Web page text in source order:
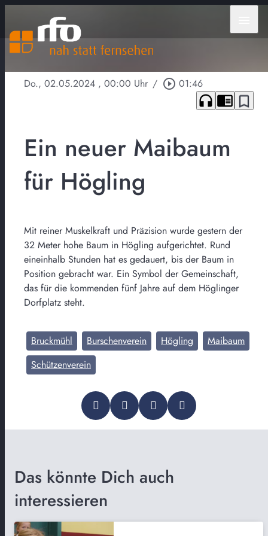
Do., 02.05.2024 , 00:00 Uhr / play_circle_outline 01:46
headphones chrome_reader_mode bookmark_border
Ein neuer Maibaum
für Högling
Mit reiner Muskelkraft und Präzision wurde gestern der
32 Meter hohe Baum in Högling aufgerichtet. Rund
eineinhalb Stunden hat es gedauert, bis der Baum in
Position gebracht war. Ein Symbol der Gemeinschaft,
das für die kommenden fünf Jahre auf dem Höglinger
Dorfplatz steht.
Bruckmühl Burschenverein Högling
Maibaum
Schützenverein
Das könnte Dich auch
interessieren